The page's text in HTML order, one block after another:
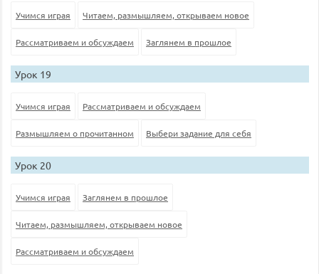
Учимся играя Читаем, размышляем, открываем новое
Рассматриваем и обсуждаем Заглянем в прошлое
Урок 19
Учимся играя Рассматриваем и обсуждаем
Размышляем о прочитанном Выбери задание для себя
Урок 20
Учимся играя Заглянем в прошлое
Читаем, размышляем, открываем новое
Рассматриваем и обсуждаем